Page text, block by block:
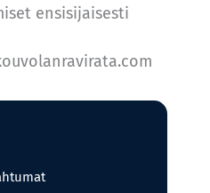
ensisijaisesti